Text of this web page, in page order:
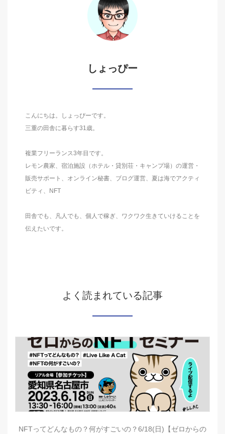
しょっぴー
こんにちは。しょっぴーです。
三重の田舎に暮らす31歳。
複業フリーランス3年目です。
レモン農家、宿泊施設（ホテル・貸別荘・キャンプ場）の運営・
販売サポート、オンライン秘書、ブログ運営、夏は海でアクティ
ビティ、NFT
田舎でも、凡人でも、個人で稼ぎ、ワクワク生きていけることを
伝えたいです。
よく読まれている記事
NFTってどんなもの？何がすごいの？6/18(日)【ゼロからの